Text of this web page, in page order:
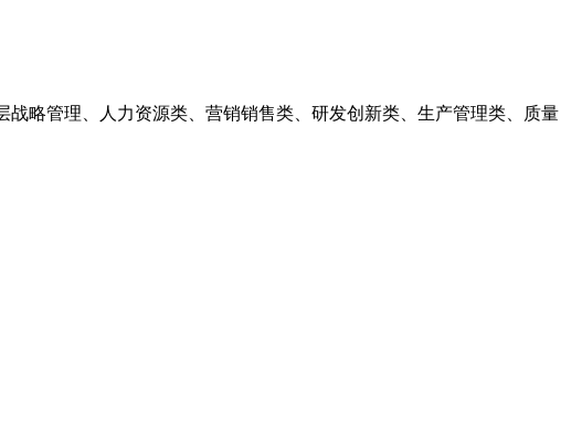
略管理、人力资源类、营销销售类、研发创新类、生产管理类、质量